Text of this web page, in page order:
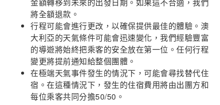
將全額退款。
行程可能會進行更改，以確保提供最佳的體驗。澳
大利亞的天氣條件可能會迅速變化，我們經驗豐富
的導遊將始終把乘客的安全放在第一位。任何行程
變更將提前通知給整個團體。
在極端天氣事件發生的情況下，可能會尋找替代住
宿。在這種情況下，發生的住宿費用將由出團方和
每位乘客共同分擔50/50。